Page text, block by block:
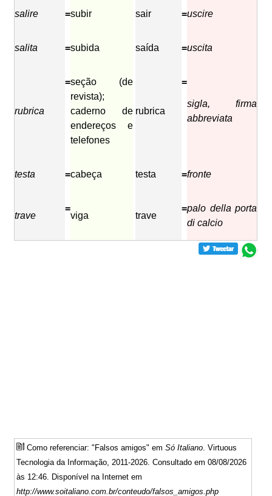
salire =subir sair =uscire
salita =subida saída =uscita
rubrica
=seção (de
revista);
caderno de
endereços e
telefones
rubrica
=
sigla, firma
abbreviata
testa =cabeça testa =fronte
trave
=
viga trave
=palo della porta
di calcio
Como referenciar: "Falsos amigos" emSó Italiano. Virtuous
Tecnologia da Informação, 2011-2026. Consultado em 08/08/2026
às 12:46. Disponível na Internet em
http://www.soitaliano.com.br/conteudo/falsos_amigos.php